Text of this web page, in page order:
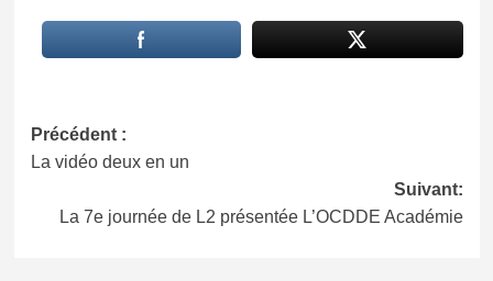
Navigation
d’article
Précédent :
La vidéo deux en un
Suivant:
La 7e journée de L2 présentée L’OCDDE Académie